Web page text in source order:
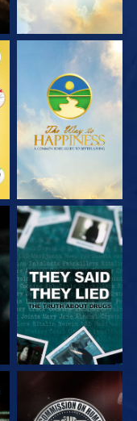
СМОТРЕТЬ
СМОТРЕТЬ